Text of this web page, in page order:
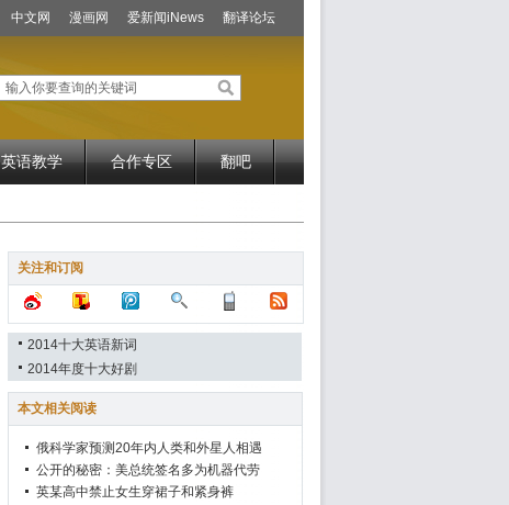
中文网 漫画网 爱新闻iNews 翻译论坛
英语教学 合作专区 翻吧
关注和订阅
2014十大英语新词
2014年度十大好剧
本文相关阅读
俄科学家预测20年内人类和外星人相遇
公开的秘密：美总统签名多为机器代劳
英某高中禁止女生穿裙子和紧身裤